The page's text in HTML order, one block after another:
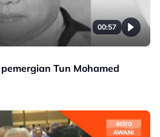
00:57
Tun Mohamed